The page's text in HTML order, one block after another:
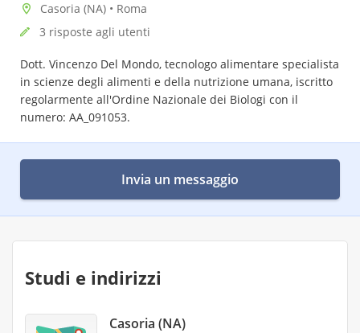
Casoria (NA) • Roma
3 risposte agli utenti
Dott. Vincenzo Del Mondo, tecnologo alimentare specialista
in scienze degli alimenti e della nutrizione umana, iscritto
regolarmente all'Ordine Nazionale dei Biologi con il
numero: AA_091053.
Invia un messaggio
Studi e indirizzi
Casoria (NA)